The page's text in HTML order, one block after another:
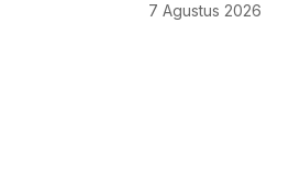
7 Agustus 2026